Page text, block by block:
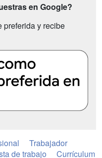
en Google?
preferida y recibe
Trabajador
de trabajo Currículum